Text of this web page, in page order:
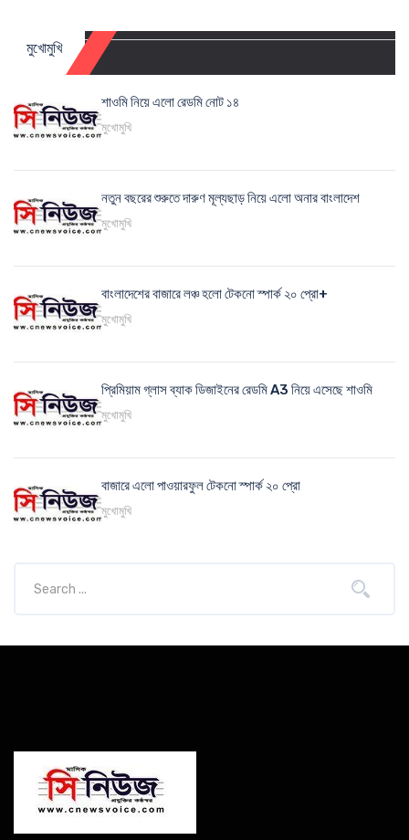
মুখোমুখি
শাওমি নিয়ে এলো রেডমি নোট ১৪
মুখোমুখি
নতুন বছরের শুরুতে দারুণ মূল্যছাড় নিয়ে এলো অনার বাংলাদেশ
মুখোমুখি
বাংলাদেশের বাজারে লঞ্চ হলো টেকনো স্পার্ক ২০ প্রো+
মুখোমুখি
প্রিমিয়াম গ্লাস ব্যাক ডিজাইনের রেডমি A3 নিয়ে এসেছে শাওমি
মুখোমুখি
বাজারে এলো পাওয়ারফুল টেকনো স্পার্ক ২০ প্রো
মুখোমুখি